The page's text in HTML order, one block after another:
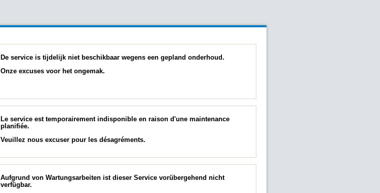
De service is tijdelijk niet beschikbaar wegens een gepland onderhoud.
Onze excuses voor het ongemak.
Le service est temporairement indisponible en raison d'une maintenance
planifiée.
Veuillez nous excuser pour les désagréments.
Aufgrund von Wartungsarbeiten ist dieser Service vorübergehend nicht
verfügbar.